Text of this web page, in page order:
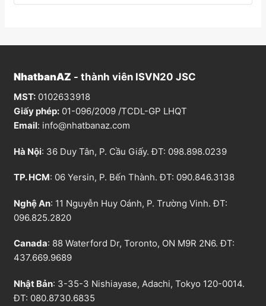
NhatbanAZ - thành viên ISVN20 JSC
MST: 0102633918
Giấy phép: 01-096/2009 /TCDL-GP LHQT
Email: info@nhatbanaz.com
Hà Nội: 36 Duy Tân, P. Cầu Giấy. ĐT: 098.898.0239
TP. HCM: 06 Yersin, P. Bến Thành. ĐT: 090.846.3138
Nghệ An: 11 Nguyễn Huy Oánh, P. Trường Vinh. ĐT:
096.825.2820
Canada: 88 Waterford Dr, Toronto, ON M9R 2N6. ĐT:
437.669.9689
Nhật Bản: 3-35-3 Nishiayase, Adachi, Tokyo 120-0014.
ĐT: 080.8730.6835